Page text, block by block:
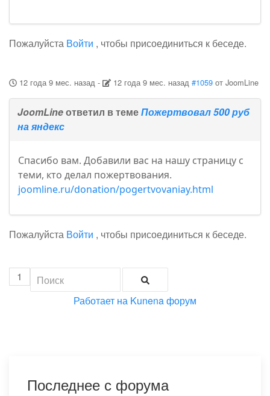
Пожалуйста Войти , чтобы присоединиться к беседе.
12 года 9 мес. назад- 12 года 9 мес. назад #1059 отJoomLine
JoomLineответил в темеПожертвовал 500 руб
на яндекс
Спасибо вам. Добавили вас на нашу страницу с
теми, кто делал пожертвования.
joomline.ru/donation/pogertvovaniay.html
Пожалуйста Войти , чтобы присоединиться к беседе.
1
Работает на Kunena форум
Последнее с форума